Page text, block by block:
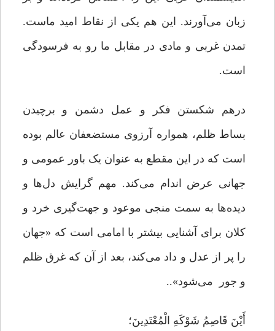
زبان می‌آورند. این هم یکی از نقاط امید ماست.
تمدن غربی و مادی در مقابل ما رو به فرسودگی
است.
درهم شکستن فکر و عمل دشمن و برچیدن
بساط ظلم، همواره آرزوی مستضعفان عالم بوده
است که در این مقطع به عنوان یک باور عمومی و
جهانی عرض اندام می‌کند. مهم گرایش دل‌ها و
دیده‌ها به سمت منجی موعود و جهت‌گیری خرد و
کلان برای آشنایی بیشتر با امامی است که «جهان
را پر از عدل و داد می‌کند، بعد از آن که غرق ظلم
و جور می‌شود»..
أَیْنَ قَاصِمُ شَوْکَهِ الْمُعْتَدِینَ؛